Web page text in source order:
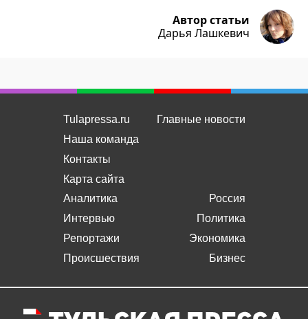
Автор статьи
Дарья Лашкевич
Tulapressa.ru
Наша команда
Контакты
Карта сайта
Главные новости
Аналитика
Интервью
Репортажи
Происшествия
Россия
Политика
Экономика
Бизнес